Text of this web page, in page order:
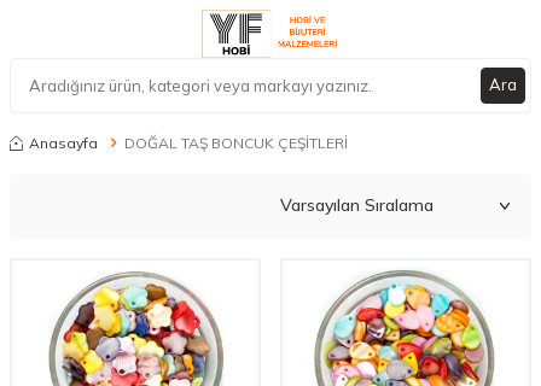
Ara
Anasayfa DOĞAL TAŞ BONCUK ÇEŞİTLERİ